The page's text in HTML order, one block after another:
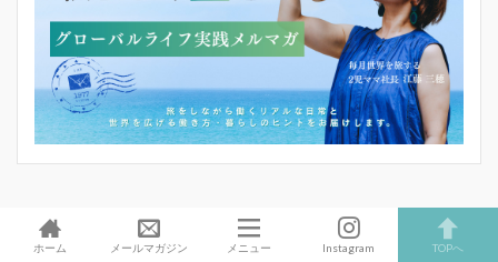
Prev
ホーム メールマガジン メニュー Instagram TOPへ